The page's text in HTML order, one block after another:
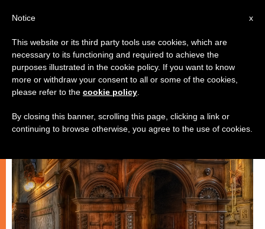
روحانيّة
x
Notice
This website or its third party tools use cookies, which are
necessary to its functioning and required to achieve the
purposes illustrated in the cookie policy. If you want to know
more or withdraw your consent to all or some of the cookies,
please refer to the cookie policy
By closing this banner, scrolling this page, clicking a link or
continuing to browse otherwise, you agree to the use of cookies.